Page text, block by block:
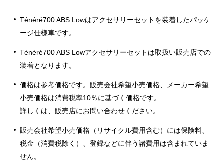
Ténéré700 ABS Lowはアクセサリーセットを装着したパッケ
ージ仕様車です。
Ténéré700 ABS Lowアクセサリーセットは取扱い販売店での
装着となります。
価格は参考価格です。販売会社希望小売価格、メーカー希望
小売価格は消費税率10％に基づく価格です。
詳しくは、販売店にお問い合わせください。
販売会社希望小売価格（リサイクル費用含む）には保険料、
税金（消費税除く）、登録などに伴う諸費用は含まれていま
せん。